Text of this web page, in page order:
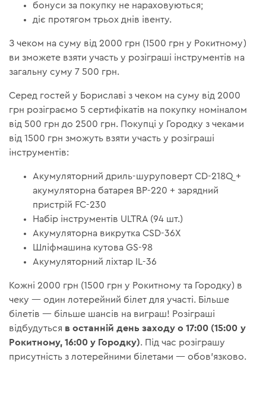
бонуси за покупку не нараховуються;
діє протягом трьох днів івенту.
З чеком на суму від 2000 грн (1500 грн у Рокитному)
ви зможете взяти участь у розіграші інструментів на
загальну суму 7 500 грн.
Серед гостей у Бориславі з чеком на суму від 2000
грн розіграємо 5 сертифікатів на покупку номіналом
від 500 грн до 2500 грн. Покупці у Городку з чеками
від 1500 грн зможуть взяти участь у розіграші
інструментів:
Акумуляторний дриль-шуруповерт CD-218Q +
акумуляторна батарея BP-220 + зарядний
пристрій FC-230
Набір інструментів ULTRA (94 шт.)
Акумуляторна викрутка CSD-36X
Шліфмашина кутова GS-98
Акумуляторний ліхтар IL-36
Кожні 2000 грн (1500 грн у Рокитному та Городку) в
чеку — один лотерейний білет для участі. Більше
білетів — більше шансів на виграш! Розіграші
відбудуться в останній день заходу о 17:00 (15:00 у
Рокитному, 16:00 у Городку). Під час розіграшу
присутність з лотерейними білетами — обов'язково.